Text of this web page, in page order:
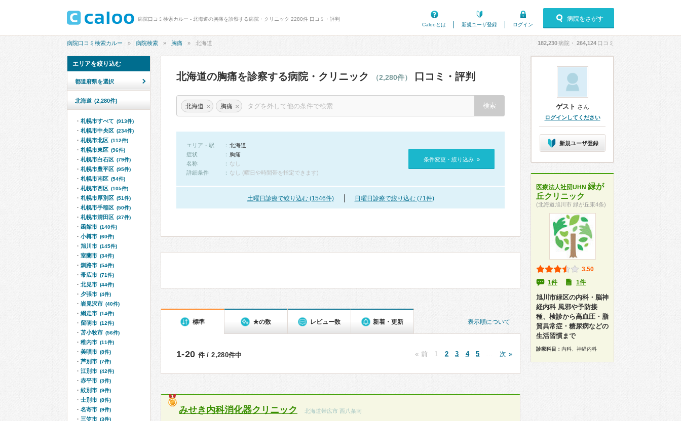
病院口コミ検索カルー - 北海道の胸痛を診察する病院・クリニック 2280件 口コミ・評判
Calooとは
新規ユーザ登録 ログイン
病院をさがす
病院口コミ検索カルー 病院検索 胸痛 北海道 182,230病院・ 264,124 口コミ
北海道の胸痛を診察する病院・クリニック （2,280件） 口コミ・評判
北海道 × 胸痛 ×
エリア・駅
北海道
症状
胸痛
名称
なし
詳細条件
なし (曜日や時間帯を指定できます)
条件変更・絞り込み »
土曜日診療で絞り込む (1546件) 日曜日診療で絞り込む (71件)
表示順について
標準 ★の数 レビュー数 新着・更新
1-20 件 / 2,280件中 « 前 1 2 3 4 5 次 »
みせき内科消化器クリニック 北海道帯広市 西八条南
エリアを絞り込む
都道府県を選択
北海道 (2,280件)
札幌市すべて (913件)
札幌市中央区 (234件)
札幌市北区 (112件)
札幌市東区 (96件)
札幌市白石区 (79件)
札幌市豊平区 (95件)
札幌市南区 (54件)
札幌市西区 (105件)
札幌市厚別区 (51件)
札幌市手稲区 (50件)
札幌市清田区 (37件)
函館市 (140件)
小樽市 (60件)
旭川市 (145件)
室蘭市 (34件)
釧路市 (54件)
帯広市 (71件)
北見市 (44件)
夕張市 (4件)
岩見沢市 (40件)
網走市 (14件)
留萌市 (12件)
苫小牧市 (56件)
稚内市 (11件)
美唄市 (8件)
芦別市 (7件)
江別市 (42件)
赤平市 (3件)
紋別市 (9件)
士別市 (8件)
名寄市 (9件)
三笠市 (3件)
ゲスト さん
ログインしてください
新規ユーザ登録
医療法人社団UHN 緑が
丘クリニック
(北海道旭川市 緑が丘東4条)
3.50
1件
1件
旭川市緑区の内科・脳神
経内科 風邪や予防接
種、検診から高血圧・脂
質異常症・糖尿病などの
生活習慣まで
診療科目： 内科、神経内科